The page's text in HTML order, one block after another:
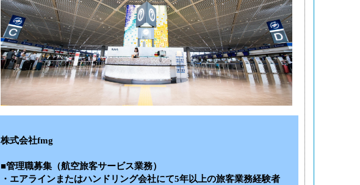
株式会社fmg
■管理職募集（航空旅客サービス業務）
・エアラインまたはハンドリング会社にて5年以上の旅客業務経験者